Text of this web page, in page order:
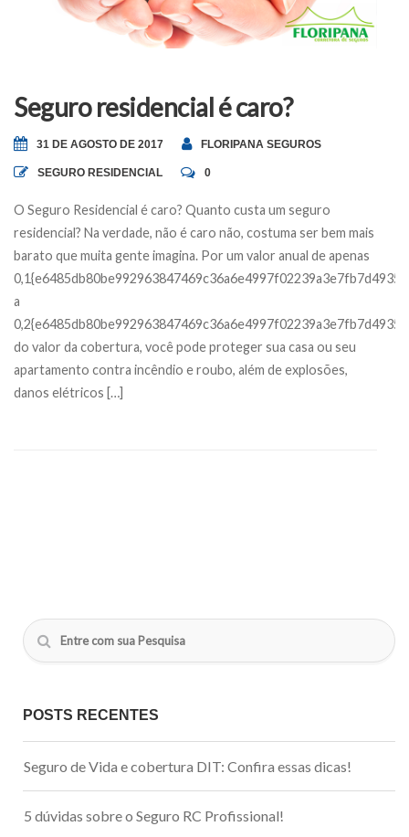
Seguro residencial é caro?
31 DE AGOSTO DE 2017 FLORIPANA SEGUROS
SEGURO RESIDENCIAL 0
O Seguro Residencial é caro? Quanto custa um seguro
residencial? Na verdade, não é caro não, costuma ser bem mais
barato que muita gente imagina. Por um valor anual de apenas
a
do valor da cobertura, você pode proteger sua casa ou seu
apartamento contra incêndio e roubo, além de explosões,
danos elétricos […]
POSTS RECENTES
Seguro de Vida e cobertura DIT: Confira essas dicas!
5 dúvidas sobre o Seguro RC Profissional!